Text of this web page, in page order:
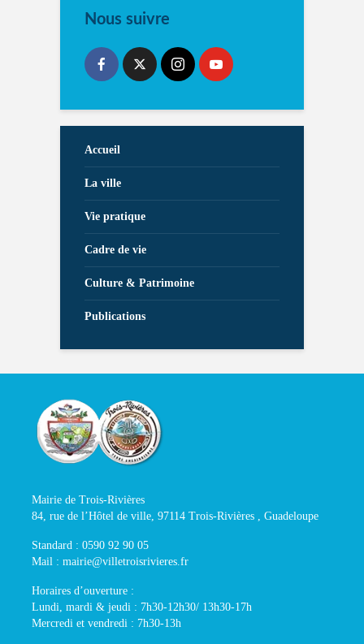
Nous suivre
Accueil
La ville
Vie pratique
Cadre de vie
Culture & Patrimoine
Publications
Mairie de Trois-Rivières
84, rue de l’Hôtel de ville, 97114 Trois-Rivières , Guadeloupe
Standard : 0590 92 90 05
Mail : mairie@villetroisrivieres.fr
Horaires d’ouverture :
Lundi, mardi & jeudi : 7h30-12h30/ 13h30-17h
Mercredi et vendredi : 7h30-13h